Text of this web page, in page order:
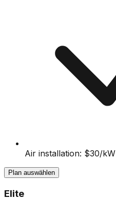
Air installation: $30/kW
Plan auswählen
Elite